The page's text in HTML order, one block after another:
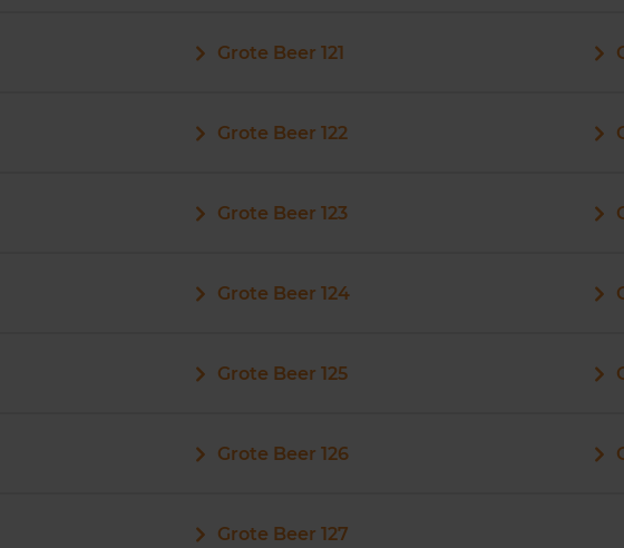
Grote Beer 121
Grote Beer 122
Grote Beer 123
Grote Beer 124
Grote Beer 125
Grote Beer 126
Grote Beer 127